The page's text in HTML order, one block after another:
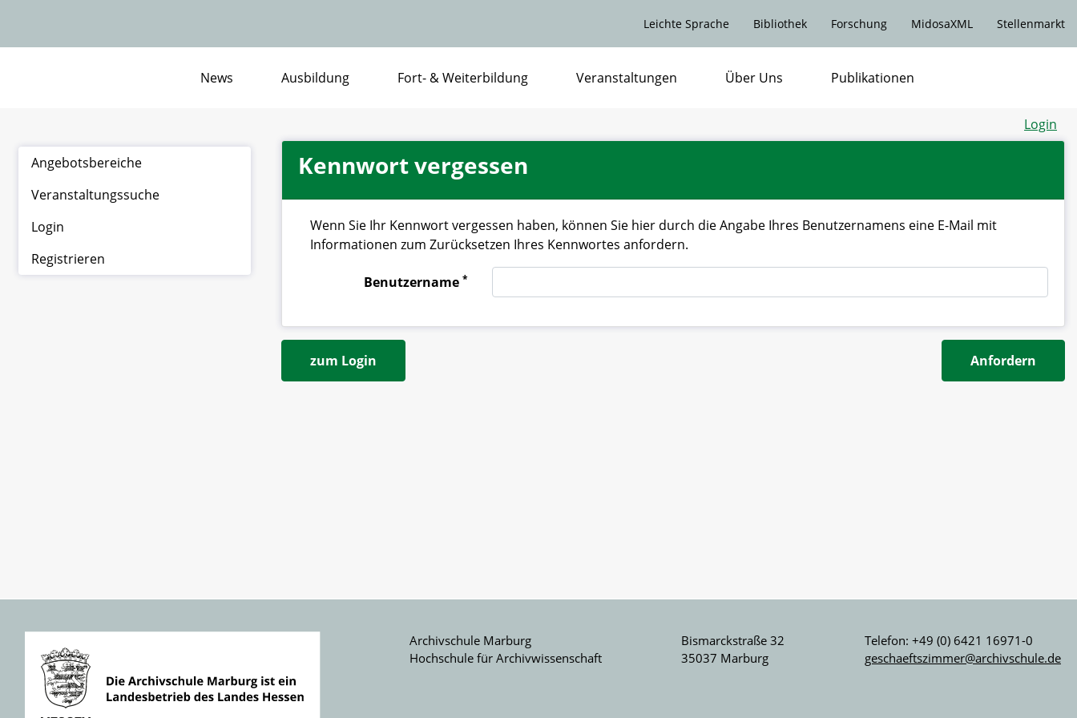
Leichte Sprache Bibliothek Forschung MidosaXML Stellenmarkt
News Ausbildung Fort- & Weiterbildung Veranstaltungen Über Uns Publikationen
Login
Angebotsbereiche
Veranstaltungssuche
Login
Registrieren
Kennwort vergessen
Wenn Sie Ihr Kennwort vergessen haben, können Sie hier durch die Angabe Ihres Benutzernamens eine E-Mail mit
Informationen zum Zurücksetzen Ihres Kennwortes anfordern.
Benutzername *
zum Login Anfordern
Archivschule Marburg
Hochschule für Archivwissenschaft
Bismarckstraße 32
35037 Marburg
Telefon: +49 (0) 6421 16971-0
geschaeftszimmer@archivschule.de